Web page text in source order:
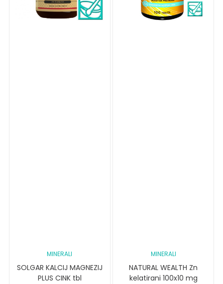
MINERALI
SOLGAR KALCIJ MAGNEZIJ
PLUS CINK tbl
MINERALI
NATURAL WEALTH Zn
kelatirani 100x10 mg